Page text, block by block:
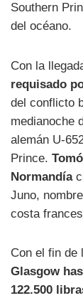
Southern
del océano.
Con la
requisado
del conflicto
medianoche
alemán U-
Prince.
Normandía
Juno,
costa
Con el fin de
Glasgow
122.500